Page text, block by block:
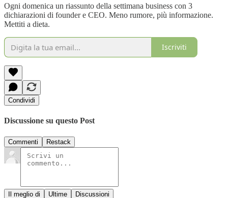
Ogni domenica un riassunto della settimana business con 3
dichiarazioni di founder e CEO. Meno rumore, più informazione.
Mettiti a dieta.
Iscriviti
Condividi
Discussione su questo Post
Commenti Restack
Il meglio di Ultime Discussioni